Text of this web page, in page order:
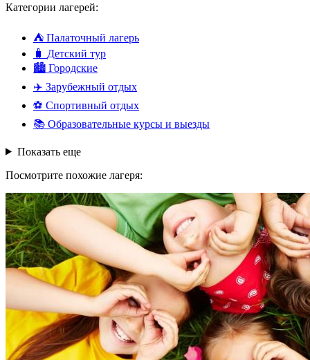
Категории лагерей:
⛺ Палаточный лагерь
🧳 Детский тур
🏙️ Городские
✈️ Зарубежный отдых
⚽ Спортивный отдых
📚 Образовательные курсы и выезды
Показать еще
Посмотрите похожие лагеря: